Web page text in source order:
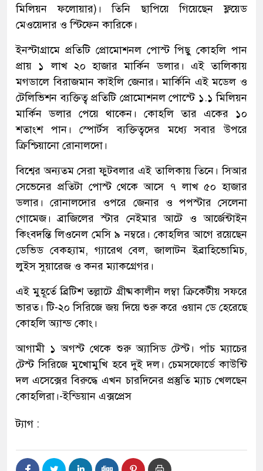
মিলিয়ন ফলোয়ার)। তিনি ছাপিয়ে গিয়েছেন ফ্লয়েড
মেওয়েদার ও স্টিফেন কারিকে।
ইনস্টাগ্রামে প্রতিটি প্রোমোশনল পোস্ট পিছু কোহলি পান
প্রায় ১ লাখ ২০ হাজার মার্কিন ডলার। এই তালিকায়
মগডালে বিরাজমান কাইলি জেনার। মার্কিনি এই মডেল ও
টেলিভিশন ব্যক্তিত্ব প্রতিটি প্রোমোশনল পোস্টে ১.১ মিলিয়ন
মার্কিন ডলার পেয়ে থাকেন। কোহলি তার একের ১০
শতাংশ পান। স্পোর্টস ব্যক্তিত্বদের মধ্যে সবার উপরে
ক্রিশ্চিয়ানো রোনালদো।
বিশ্বের অন্যতম সেরা ফুটবলার এই তালিকায় তিনে। সিআর
সেভেনের প্রতিটা পোস্ট থেকে আসে ৭ লাখ ৫০ হাজার
ডলার। রোনালদোর ওপরে জেনার ও পপস্টার সেলেনা
গোমেজ। ব্রাজিলের স্টার নেইমার আটে ও আর্জেন্টাইন
কিংবদন্তি লিওনেল মেসি ৯ নম্বরে। কোহলির আগে রয়েছেন
ডেভিড বেকহ্যাম, গ্যারেথ বেল, জালাটন ইব্রাহিভোমিচ,
লুইস সুয়ারেজ ও কনর ম্যাকগ্রেগর।
এই মুহূর্তে ব্রিটিশ তল্লাটে গ্রীষ্মকালীন লম্বা ক্রিকেটীয় সফরে
ভারত। টি-২০ সিরিজে জয় দিয়ে শুরু করে ওয়ান ডে হেরেছে
কোহলি অ্যান্ড কোং।
আগামী ১ অগস্ট থেকে শুরু অ্যাসিড টেস্ট। পাঁচ ম্যাচের
টেস্ট সিরিজে মুখোমুখি হবে দুই দল। চেমসফোর্ডে কাউন্টি
দল এসেক্সের বিরুদ্ধে এখন চারদিনের প্রস্তুতি ম্যাচ খেলছেন
কোহলিরা।-ইন্ডিয়ান এক্সপ্রেস
ট্যাগ :